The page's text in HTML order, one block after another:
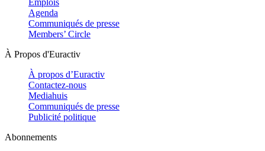
Agenda
Communiqués de presse
Members’ Circle
À Propos d'Euractiv
À propos d’Euractiv
Contactez-nous
Mediahuis
Communiqués de presse
Publicité politique
Abonnements